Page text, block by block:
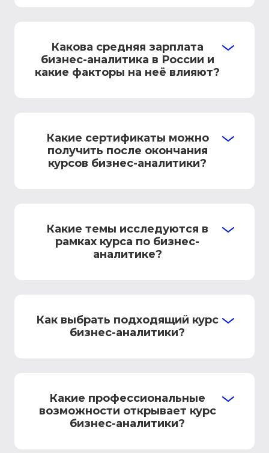
Какова средняя зарплата
бизнес-аналитика в России и
какие факторы на неё влияют?
Какие сертификаты можно
получить после окончания
курсов бизнес-аналитики?
Какие темы исследуются в
рамках курса по бизнес-
аналитике?
Как выбрать подходящий курс
бизнес-аналитики?
Какие профессиональные
возможности открывает курс
бизнес-аналитики?